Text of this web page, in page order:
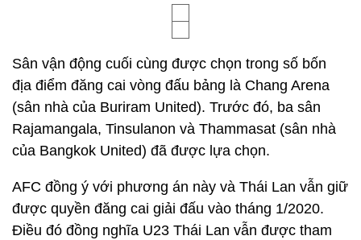
Sân vận động cuối cùng được chọn trong số bốn
địa điểm đăng cai vòng đấu bảng là Chang Arena
(sân nhà của Buriram United). Trước đó, ba sân
Rajamangala, Tinsulanon và Thammasat (sân nhà
của Bangkok United) đã được lựa chọn.
AFC đồng ý với phương án này và Thái Lan vẫn giữ
được quyền đăng cai giải đấu vào tháng 1/2020.
Điều đó đồng nghĩa U23 Thái Lan vẫn được tham